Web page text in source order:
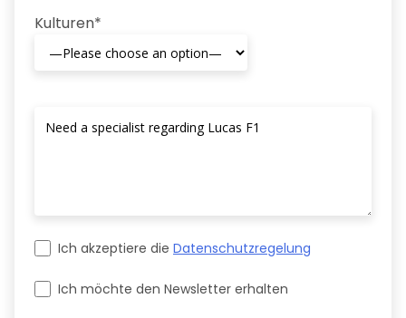
Kulturen*
Ich akzeptiere die Datenschutzregelung
Ich möchte den Newsletter erhalten